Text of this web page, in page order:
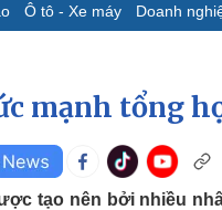
Ô tô - Xe máy Doanh
mạnh tổng
tạo nên bởi nhiều